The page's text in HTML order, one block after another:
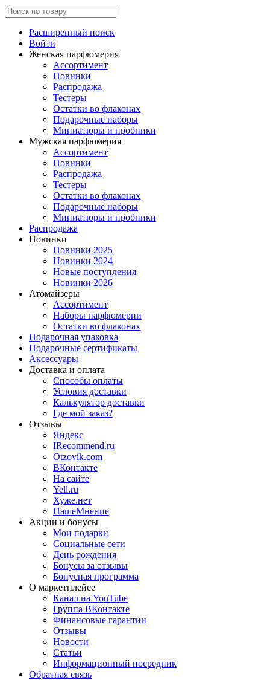
Расширенный поиск
Войти
Женская парфюмерия
Ассортимент
Новинки
Распродажа
Тестеры
Остатки во флаконах
Подарочные наборы
Миниатюры и пробники
Мужская парфюмерия
Ассортимент
Новинки
Распродажа
Тестеры
Остатки во флаконах
Подарочные наборы
Миниатюры и пробники
Распродажа
Новинки
Новинки 2025
Новинки 2024
Новые поступления
Новинки 2026
Атомайзеры
Ассортимент
Наборы парфюмерии
Остатки во флаконах
Подарочная упаковка
Подарочные сертификаты
Аксессуары
Доставка и оплата
Способы оплаты
Условия доставки
Калькулятор доставки
Где мой заказ?
Отзывы
Яндекс
IRecommend.ru
Otzovik.com
ВКонтакте
На сайте
Yell.ru
Хуже.нет
НашеМнение
Акции и бонусы
Мои подарки
Социальные сети
День рождения
Бонусы за отзывы
Бонусная программа
О маркетплейсе
Канал на YouTube
Группа ВКонтакте
Финансовые гарантии
Отзывы
Новости
Статьи
Информационный посредник
Обратная связь